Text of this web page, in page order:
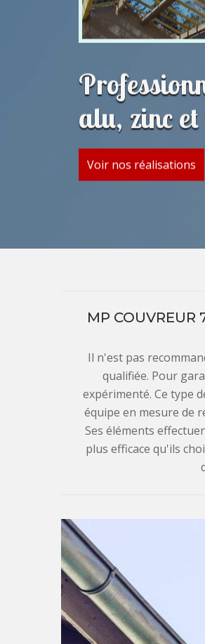
alu, zinc
Voir nos réalisations
MP COUVREUR
Il n'est pas
qualifiée. Pour
expérimenté. Ce type
équipe en mesure de
Ses éléments
plus efficace qu'ils